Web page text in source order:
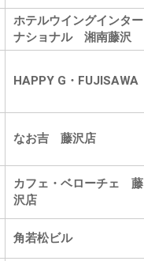
ホテルウイングインター
ナショナル 湘南藤沢
HAPPY G・FUJISAWA
なお吉 藤沢店
カフェ・ベローチェ 藤
沢店
角若松ビル